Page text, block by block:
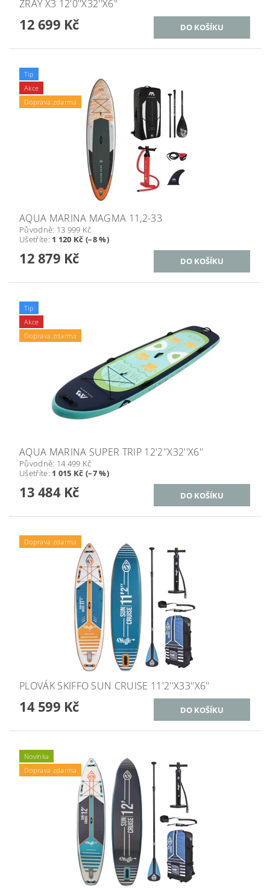
ZRAY X3 12'0''X32''X6''
12 699 Kč
Tip
Akce
Doprava zdarma
AQUA MARINA MAGMA 11,2-33
Původně: 13 999 Kč
Ušetříte: 1 120 Kč (–8 %)
12 879 Kč
Tip
Akce
Doprava zdarma
AQUA MARINA SUPER TRIP 12'2''X32''X6''
Původně: 14 499 Kč
Ušetříte: 1 015 Kč (–7 %)
13 484 Kč
Doprava zdarma
PLOVÁK SKIFFO SUN CRUISE 11'2''X33''X6''
14 599 Kč
Novinka
Doprava zdarma